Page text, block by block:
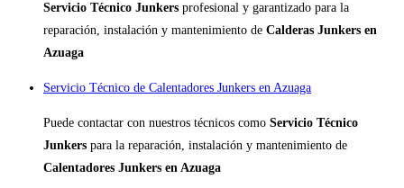
Servicio Técnico Junkers profesional y garantizado para la
reparación, instalación y mantenimiento de Calderas Junkers en
Azuaga
Servicio Técnico de Calentadores Junkers en Azuaga
Puede contactar con nuestros técnicos como Servicio Técnico
Junkers para la reparación, instalación y mantenimiento de
Calentadores Junkers en Azuaga